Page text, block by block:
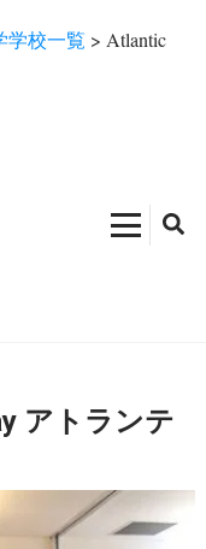
学校一覧 > Atlantic
アトランテ